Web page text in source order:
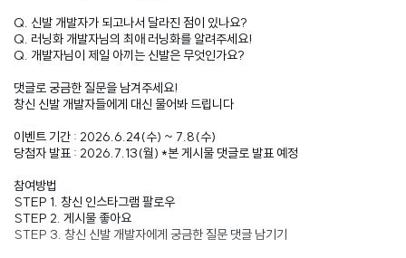
Q. 신발 개발자가 되고나서 달라진 점이 있나요?
Q. 러닝화 개발자님의 최애 러닝화를 알려주세요!
Q. 개발자님이 제일 아끼는 신발은 무엇인가요?
댓글로 궁금한 질문을 남겨주세요!
창신 신발 개발자들에게 대신 물어봐 드립니다
이벤트 기간 : 2026.6.24(수) ~ 7.8(수)
당첨자 발표 : 2026.7.13(월) *본 게시물 댓글로 발표 예정
참여방법
STEP 1. 창신 인스타그램 팔로우
STEP 2. 게시물 좋아요
STEP 3. 창신 신발 개발자에게 궁금한 질문 댓글 남기기